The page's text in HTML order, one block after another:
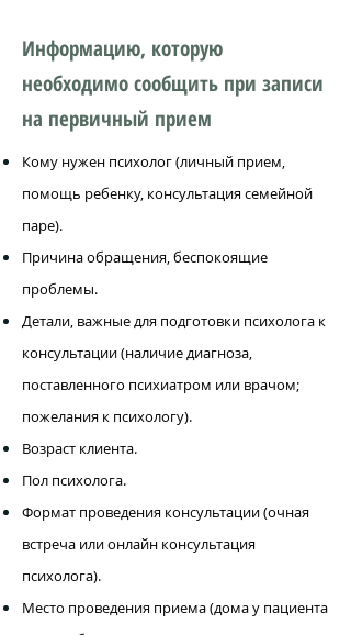
Информацию, которую
необходимо сообщить при записи
на первичный прием
Кому нужен психолог (личный прием,
помощь ребенку, консультация семейной
паре).
Причина обращения, беспокоящие
проблемы.
Детали, важные для подготовки психолога к
консультации (наличие диагноза,
поставленного психиатром или врачом;
пожелания к психологу).
Возраст клиента.
Пол психолога.
Формат проведения консультации (очная
встреча или онлайн консультация
психолога).
Место проведения приема (дома у пациента